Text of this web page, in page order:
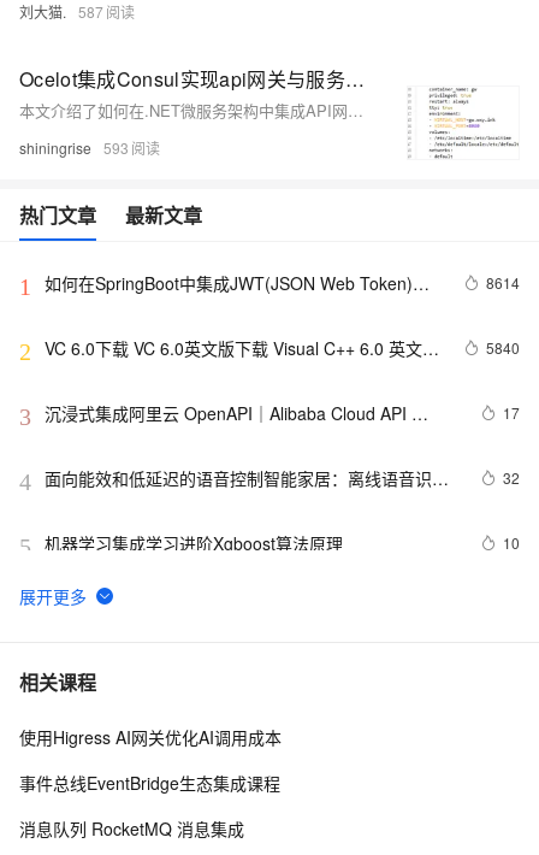
刘大猫. 587
Ocelot集成Consul实现api网关与服务发现
本文介绍了如何在.NET微服务架构中集成API网关Ocelot和Consul服务发现。首先通过Docker安装并配置Consul，接着在GoodApi项目中实现服务的自动注册与注销，并配置健康检查。然后，通过修改Ocelot的配置文件`ocelot.json`和`Program.cs`，实现基于Consul的服务发现，确保API请求能够正确路由到后端服务。最后，解决了服务解析时可能出现的问题，确保服务的IP地址而非节点名称被正确解析。
shiningrise 593
热门文章 最新文章
1 如何在SpringBoot中集成JWT(JSON Web Token)鉴
8614
2 VC 6.0下载 VC 6.0英文版下载 Visual C++ 6.0 英文企
5840
3 沉浸式集成阿里云 OpenAPI｜Alibaba Cloud API
17
4 面向能效和低延迟的语音控制智能家居：离线语音识别
32
5 机器学习集成学习进阶Xgboost算法原理 10
6
Airweave：快速集成应用数据打造AI知识库的开源平台，
7 从Unity开发到移动平台制胜攻略：全面解析iOS与
打造爆款手游不是梦——性能优化、广告集成与内购设
8 spring boot 集成websocket与shiro的坑
libopus和libvpx
相关课程
使用Higress AI网关优化AI调用成本
事件总线EventBridge生态集成课程
消息队列 RocketMQ 消息集成